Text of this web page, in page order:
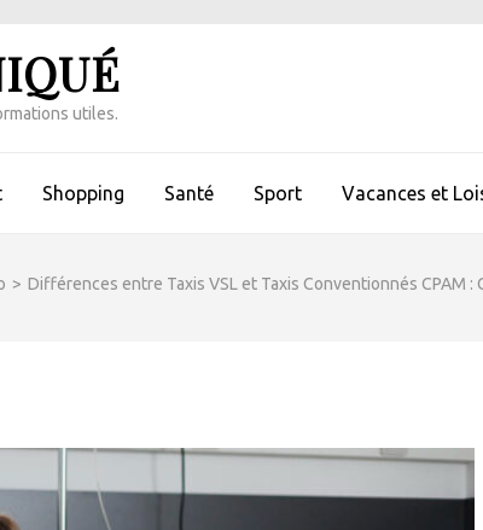
utiles.
Shopping Santé Sport Vacances et
> Différences entre Taxis VSL et Taxis Conventionnés CPAM